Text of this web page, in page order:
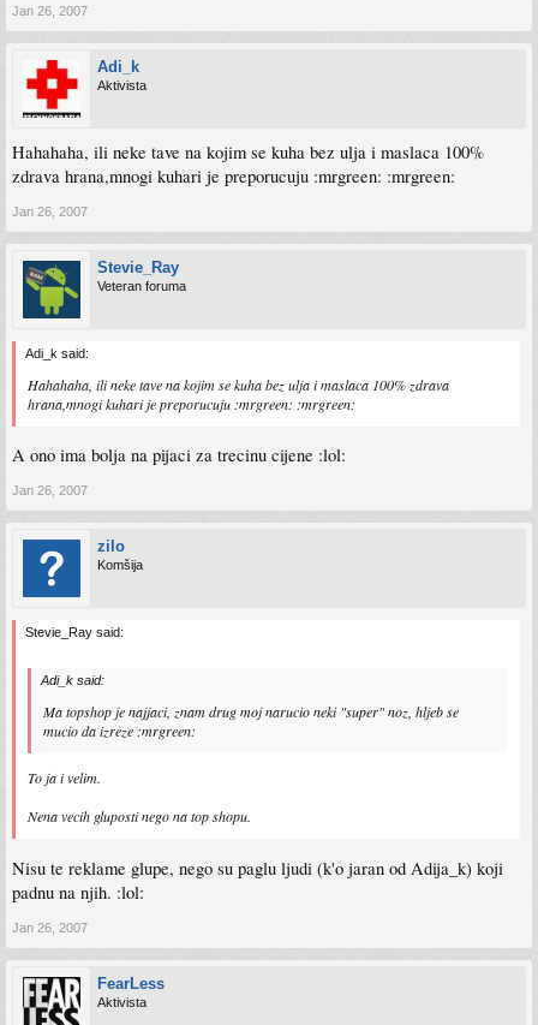
Jan 26, 2007
Adi_k
Aktivista
Hahahaha, ili neke tave na kojim se kuha bez ulja i maslaca 100%
zdrava hrana,mnogi kuhari je preporucuju :mrgreen: :mrgreen:
Jan 26, 2007
Stevie_Ray
Veteran foruma
Adi_k said:
Hahahaha, ili neke tave na kojim se kuha bez ulja i maslaca 100% zdrava
hrana,mnogi kuhari je preporucuju :mrgreen: :mrgreen:
A ono ima bolja na pijaci za trecinu cijene :lol:
Jan 26, 2007
zilo
Komšija
Stevie_Ray said:
Adi_k said:
Ma topshop je najjaci, znam drug moj narucio neki "super" noz, hljeb se
mucio da izreze :mrgreen:
To ja i velim.
Nena vecih gluposti nego na top shopu.
Nisu te reklame glupe, nego su paglu ljudi (k'o jaran od Adija_k) koji
padnu na njih. :lol:
Jan 26, 2007
FearLess
Aktivista